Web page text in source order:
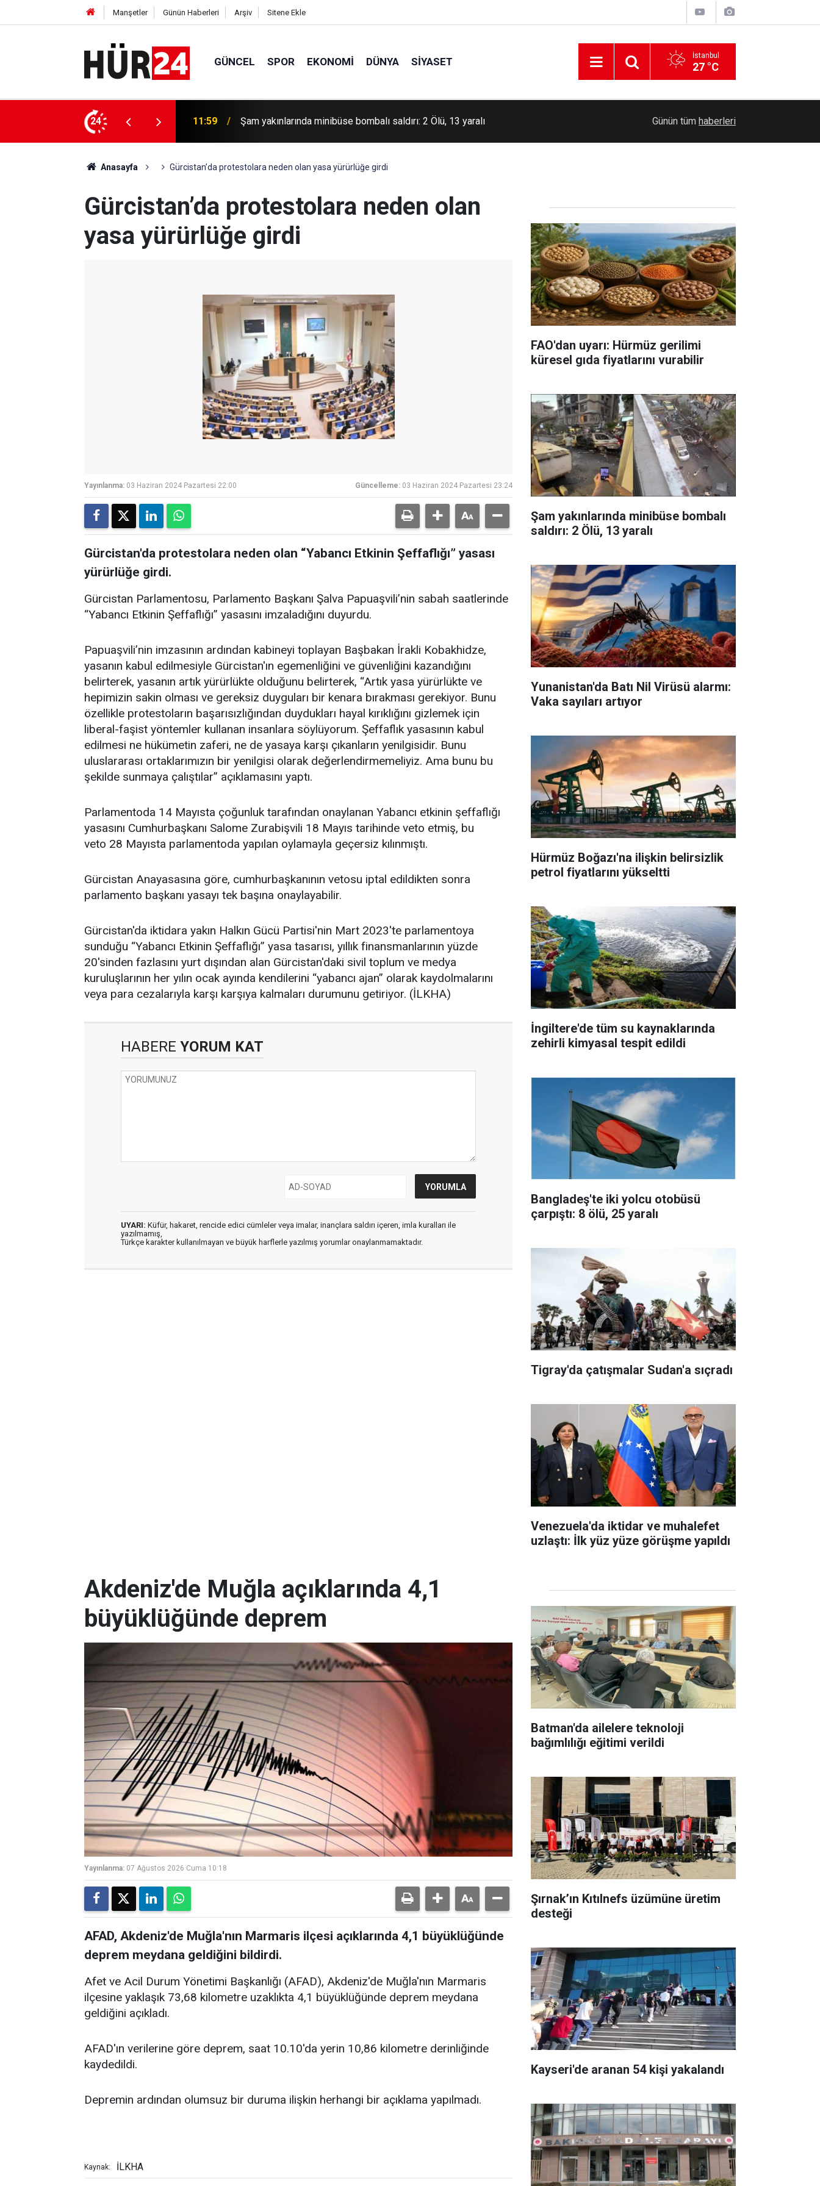
Manşetler Günün Haberleri Arşiv Sitene Ekle
GÜNCEL SPOR EKONOMI DÜNYA SIYASET İstanbul
27 °C
24
saldırı: 2 Ölü, 13 yaralı 11:58 Yunanistan'da Batı Nil Virüsü alarmı: Vaka sayıları artıyor Batman'da ailelere teknoloji bağımlılığı eğitimi
Günün tüm haberleri
Anasayfa Gürcistan’da protestolara neden olan yasa yürürlüğe girdi
Gürcistan’da protestolara neden olan
yasa yürürlüğe girdi
Yayınlanma: 03 Haziran 2024 Pazartesi 22:00 Güncelleme: 03 Haziran 2024 Pazartesi 23:24
Gürcistan'da protestolara neden olan “Yabancı Etkinin Şeffaflığı” yasası
yürürlüğe girdi.
Gürcistan Parlamentosu, Parlamento Başkanı Şalva Papuaşvili’nin sabah saatlerinde
“Yabancı Etkinin Şeffaflığı” yasasını imzaladığını duyurdu.
Papuaşvili’nin imzasının ardından kabineyi toplayan Başbakan İrakli Kobakhidze,
yasanın kabul edilmesiyle Gürcistan'ın egemenliğini ve güvenliğini kazandığını
belirterek, yasanın artık yürürlükte olduğunu belirterek, “Artık yasa yürürlükte ve
hepimizin sakin olması ve gereksiz duyguları bir kenara bırakması gerekiyor. Bunu
özellikle protestoların başarısızlığından duydukları hayal kırıklığını gizlemek için
liberal-faşist yöntemler kullanan insanlara söylüyorum. Şeffaflık yasasının kabul
edilmesi ne hükümetin zaferi, ne de yasaya karşı çıkanların yenilgisidir. Bunu
uluslararası ortaklarımızın bir yenilgisi olarak değerlendirmemeliyiz. Ama bunu bu
şekilde sunmaya çalıştılar” açıklamasını yaptı.
Parlamentoda 14 Mayısta çoğunluk tarafından onaylanan Yabancı etkinin şeffaflığı
yasasını Cumhurbaşkanı Salome Zurabişvili 18 Mayıs tarihinde veto etmiş, bu
veto 28 Mayısta parlamentoda yapılan oylamayla geçersiz kılınmıştı.
Gürcistan Anayasasına göre, cumhurbaşkanının vetosu iptal edildikten sonra
parlamento başkanı yasayı tek başına onaylayabilir.
Gürcistan'da iktidara yakın Halkın Gücü Partisi'nin Mart 2023'te parlamentoya
sunduğu “Yabancı Etkinin Şeffaflığı” yasa tasarısı, yıllık finansmanlarının yüzde
20'sinden fazlasını yurt dışından alan Gürcistan'daki sivil toplum ve medya
kuruluşlarının her yılın ocak ayında kendilerini “yabancı ajan” olarak kaydolmalarını
veya para cezalarıyla karşı karşıya kalmaları durumunu getiriyor. (İLKHA)
HABERE YORUM KAT
UYARI: Küfür, hakaret, rencide edici cümleler veya imalar, inançlara saldırı içeren, imla kuralları ile
yazılmamış,
Türkçe karakter kullanılmayan ve büyük harflerle yazılmış yorumlar onaylanmamaktadır.
FAO'dan uyarı: Hürmüz gerilimi
küresel gıda fiyatlarını vurabilir
Şam yakınlarında minibüse bombalı
saldırı: 2 Ölü, 13 yaralı
Yunanistan'da Batı Nil Virüsü alarmı:
Vaka sayıları artıyor
Hürmüz Boğazı'na ilişkin belirsizlik
petrol fiyatlarını yükseltti
İngiltere'de tüm su kaynaklarında
zehirli kimyasal tespit edildi
Bangladeş'te iki yolcu otobüsü
çarpıştı: 8 ölü, 25 yaralı
Tigray'da çatışmalar Sudan'a sıçradı
Venezuela'da iktidar ve muhalefet
uzlaştı: İlk yüz yüze görüşme yapıldı
Akdeniz'de Muğla açıklarında 4,1
büyüklüğünde deprem
Yayınlanma: 07 Ağustos 2026 Cuma 10:18
AFAD, Akdeniz'de Muğla'nın Marmaris ilçesi açıklarında 4,1 büyüklüğünde
deprem meydana geldiğini bildirdi.
Afet ve Acil Durum Yönetimi Başkanlığı (AFAD), Akdeniz'de Muğla'nın Marmaris
ilçesine yaklaşık 73,68 kilometre uzaklıkta 4,1 büyüklüğünde deprem meydana
geldiğini açıkladı.
AFAD'ın verilerine göre deprem, saat 10.10'da yerin 10,86 kilometre derinliğinde
kaydedildi.
Depremin ardından olumsuz bir duruma ilişkin herhangi bir açıklama yapılmadı.
Kaynak: İLKHA
Batman'da ailelere teknoloji
bağımlılığı eğitimi verildi
Şırnak’ın Kıtılnefs üzümüne üretim
desteği
Kayseri'de aranan 54 kişi yakalandı